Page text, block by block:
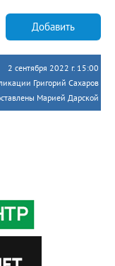
Добавить
2 сентября 2022 г. 15:00
Григорий Сахаров
Марией Дарской